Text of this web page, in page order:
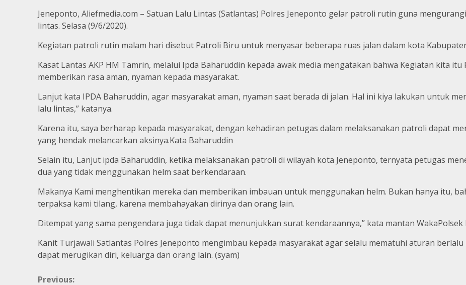
Jeneponto, Aliefmedia.com – Satuan Lalu Lintas (Satlantas) Polres Jeneponto gelar patroli rutin guna
lintas. Selasa (9/6/2020).
Kegiatan patroli rutin malam hari disebut Patroli Biru untuk menyasar beberapa ruas jalan dalam kota
Kasat Lantas AKP HM Tamrin, melalui Ipda Baharuddin kepada awak media mengatakan bahwa Kegiatan kita
memberikan rasa aman, nyaman kepada masyarakat.
Lanjut kata IPDA Baharuddin, agar masyarakat aman, nyaman saat berada di jalan. Hal ini kiya lakukan untuk
lalu lintas,” katanya.
Karena itu, saya berharap kepada masyarakat, dengan kehadiran petugas dalam melaksanakan patroli dapat
yang hendak melancarkan aksinya.Kata Baharuddin
Selain itu, Lanjut ipda Baharuddin, ketika melaksanakan patroli di wilayah kota Jeneponto, ternyata petugas
dua yang tidak menggunakan helm saat berkendaraan.
Makanya Kami menghentikan mereka dan memberikan imbauan untuk menggunakan helm. Bukan hanya itu,
terpaksa kami tilang, karena membahayakan dirinya dan orang lain.
Ditempat yang sama pengendara juga tidak dapat menunjukkan surat kendaraannya,” kata mantan
Kanit Turjawali Satlantas Polres Jeneponto mengimbau kepada masyarakat agar selalu mematuhi aturan
dapat merugikan diri, keluarga dan orang lain. (syam)
Previous: